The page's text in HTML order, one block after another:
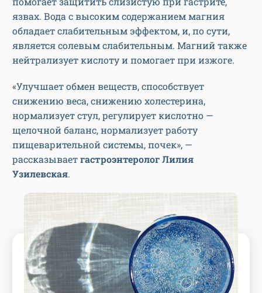
язвах. Вода с высоким содержанием магния
обладает слабительным эффектом, и, по сути,
является солевым слабительным. Магний также
нейтрализует кислоту и помогает при изжоге.
«Улучшает обмен веществ, способствует
снижению веса, снижению холестерина,
нормализует стул, регулирует кислотно —
щелочной баланс, нормализует работу
пищеварительной системы, почек», —
рассказываетгастроэнтеролог Лилия
Узилевская.